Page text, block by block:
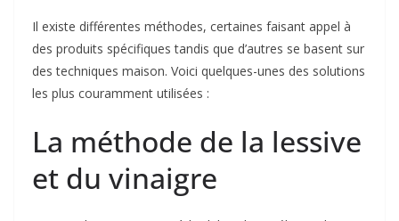
Il existe différentes méthodes, certaines faisant appel à
des produits spécifiques tandis que d’autres se basent sur
des techniques maison. Voici quelques-unes des solutions
les plus couramment utilisées :
La méthode de la lessive
et du vinaigre